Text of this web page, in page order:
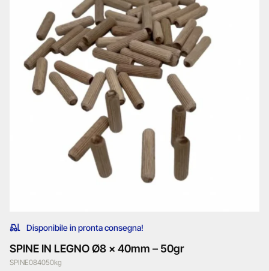
Disponibile in pronta consegna!
SPINE IN LEGNO Ø8 x 40mm – 50gr
SPINE084050kg